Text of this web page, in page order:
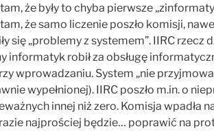
że były to chyba pierwsze
że samo liczenie poszło komisji,
się „problemy z systemem”. IIRC rzecz
informatyk robił za obsługę
wprowadzaniu. System „nie
wypełnionej). IIRC poszło m.in. o
innej niż zero. Komisja wpadła
najprościej będzie… poprawić na